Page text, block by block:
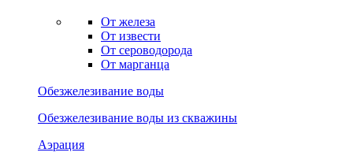
От железа
От извести
От сероводорода
От марганца
Обезжелезивание воды
Обезжелезивание воды из скважины
Аэрация